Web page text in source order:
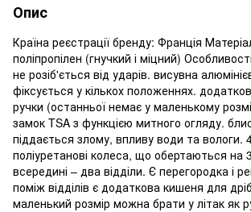
Опис
Країна реєстрації бренду: Франція
поліпропілен (гнучкий і міцний)
не розіб'ється від ударів. висувна
фіксується у кількох положеннях.
ручки (останньої немає у маленькому
замок TSA з функцією митного огляду.
піддається злому, впливу води та вологи. 4
поліуретанові колеса, що обертаються на
всередині – два відділи. Є перегородка і
поміж відділів є додаткова кишеня для
маленький розмір можна брати у літак як